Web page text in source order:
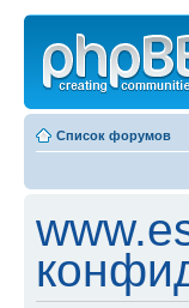
Список форумов